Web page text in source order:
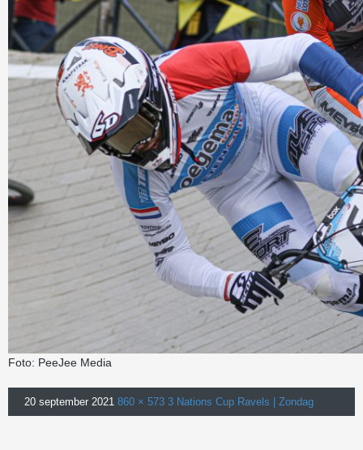
Foto: PeeJee Media
20 september 2021 860 × 573 3 Nations Cup Ravels | Zondag